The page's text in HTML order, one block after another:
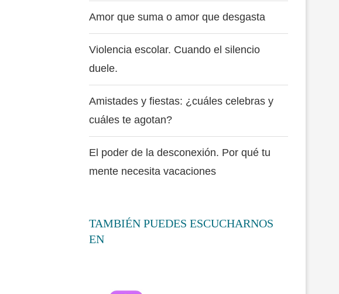
Amor que suma o amor que desgasta
Violencia escolar. Cuando el silencio
duele.
Amistades y fiestas: ¿cuáles celebras y
cuáles te agotan?
El poder de la desconexión. Por qué tu
mente necesita vacaciones
TAMBIÉN PUEDES ESCUCHARNOS
EN